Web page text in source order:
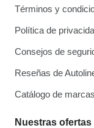
Términos y
Política de
Consejos de
Reseñas de
Catálogo de marcas
Nuestras ofertas